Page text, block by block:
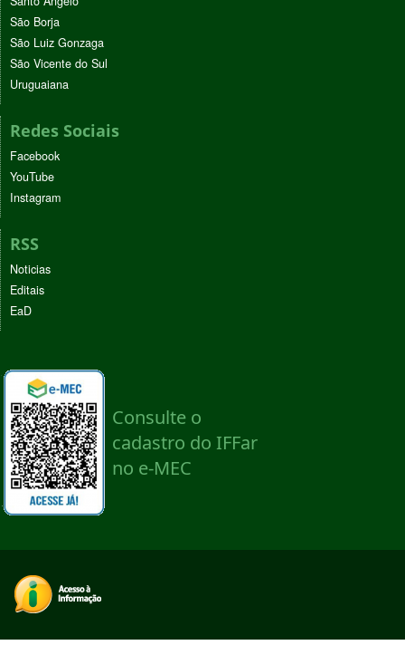
São Borja
São Luiz Gonzaga
São Vicente do Sul
Uruguaiana
Redes Sociais
Facebook
YouTube
Instagram
RSS
Noticias
Editais
EaD